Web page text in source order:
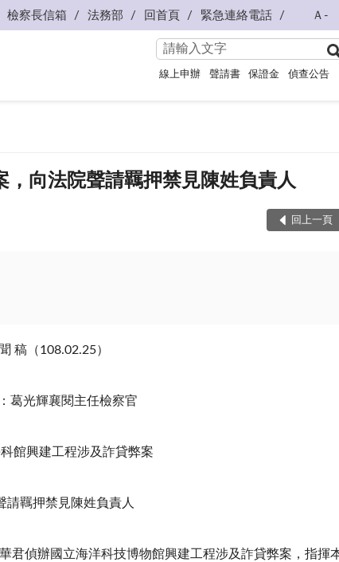
檢察長信箱 法務部 回首頁 緊急連絡電話 Ａ-
線上申辦 聲請書 保證金 偵查公告
向法院聲請羈押禁見陳姓負責人
回上一頁
稿（108.02.25）
葛光輝襄閱主任檢察官
館興建工程涉及詐貸弊案
請羈押禁見陳姓負責人
君偵辦國立海洋科技博物館興建工程涉及詐貸弊案，指揮